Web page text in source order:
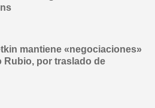
mantiene «negociaciones»
Rubio, por traslado de